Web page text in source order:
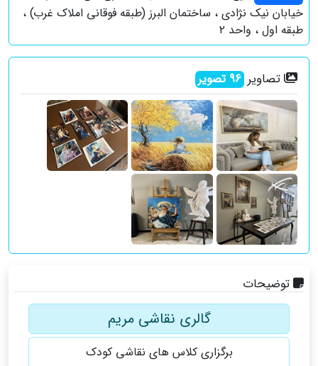
خیابان نیک نژادی ، ساختمان البرز (طبقه فوقانی املاک غرب) ،
طبقه اول ، واحد ۲
تصاویر 96تصویر
توضیحات
گالری نقاشی مریم
برگزاری کلاس های نقاشی کودک